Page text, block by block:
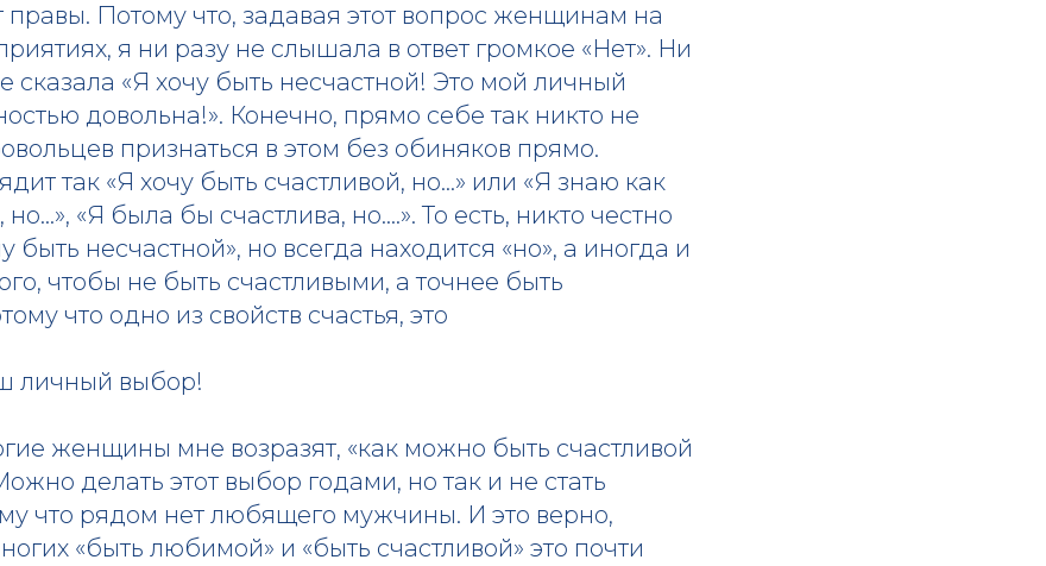
правы. Потому что, задавая этот вопрос женщинам на
я ни разу не слышала в ответ громкое «Нет». Ни
«Я хочу быть несчастной! Это мой личный
довольна!». Конечно, прямо себе так никто не
признаться в этом без обиняков прямо.
так «Я хочу быть счастливой, но…» или «Я знаю как
но…», «Я была бы счастлива, но….». То есть, никто честно
быть несчастной», но всегда находится «но», а иногда и
чтобы не быть счастливыми, а точнее быть
что одно из свойств счастья, это
личный выбор!
женщины мне возразят, «как можно быть счастливой
делать этот выбор годами, но так и не стать
что рядом нет любящего мужчины. И это верно,
«быть любимой» и «быть счастливой» это почти